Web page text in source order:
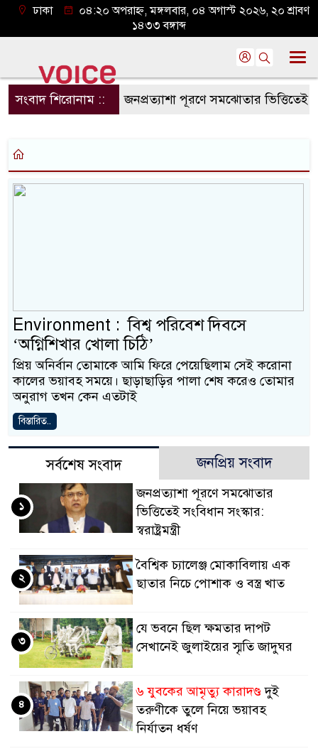
ঢাকা
০৪:২০ অপরাহ্ন, মঙ্গলবার, ০৪ অগাস্ট ২০২৬, ২০ শ্রাবণ
১৪৩৩ বঙ্গাব্দ
সংবাদ শিরোনাম :: জনপ্রত্যাশা পূরণে সমঝোতার ভিত্তিতেই
Environment : বিশ্ব পরিবেশ দিবসে
‘অগ্নিশিখার খোলা চিঠি’
প্রিয় অনির্বান তোমাকে আমি ফিরে পেয়েছিলাম সেই করোনা
কালের ভয়াবহ সময়ে। ছাড়াছাড়ির পালা শেষ করেও তোমার
অনুরাগ তখন কেন এতটাই
বিস্তারিত..
সর্বশেষ সংবাদ জনপ্রিয় সংবাদ
জনপ্রত্যাশা পূরণে সমঝোতার
ভিত্তিতেই সংবিধান সংস্কার:
স্বরাষ্ট্রমন্ত্রী
১
বৈশ্বিক চ্যালেঞ্জ মোকাবিলায় এক
ছাতার নিচে পোশাক ও বস্ত্র খাত
২
যে ভবনে ছিল ক্ষমতার দাপট
সেখানেই জুলাইয়ের স্মৃতি জাদুঘর
৩
৬ যুবকের আমৃত্যু কারাদণ্ড দুই
তরুণীকে তুলে নিয়ে ভয়াবহ
নির্যাতন ধর্ষণ
৪